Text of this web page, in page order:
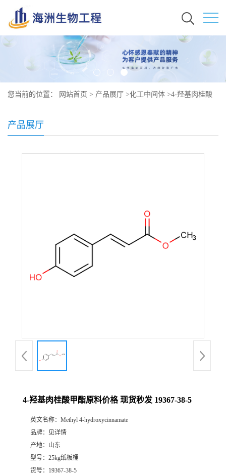
您当前的位置： 网站首页 > 产品展厅 >化工中间体 >4-羟基肉桂酸
产品展厅
4-羟基肉桂酸甲酯原料价格 现货秒发 19367-38-5
英文名称： Methyl 4-hydroxycinnamate
品牌：
见详情
产地： 山东
型号： 25kg纸板桶
货号： 19367-38-5